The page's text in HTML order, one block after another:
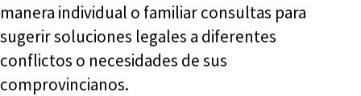
manera individual o familiar consultas para
sugerir soluciones legales a diferentes
conflictos o necesidades de sus
comprovincianos.